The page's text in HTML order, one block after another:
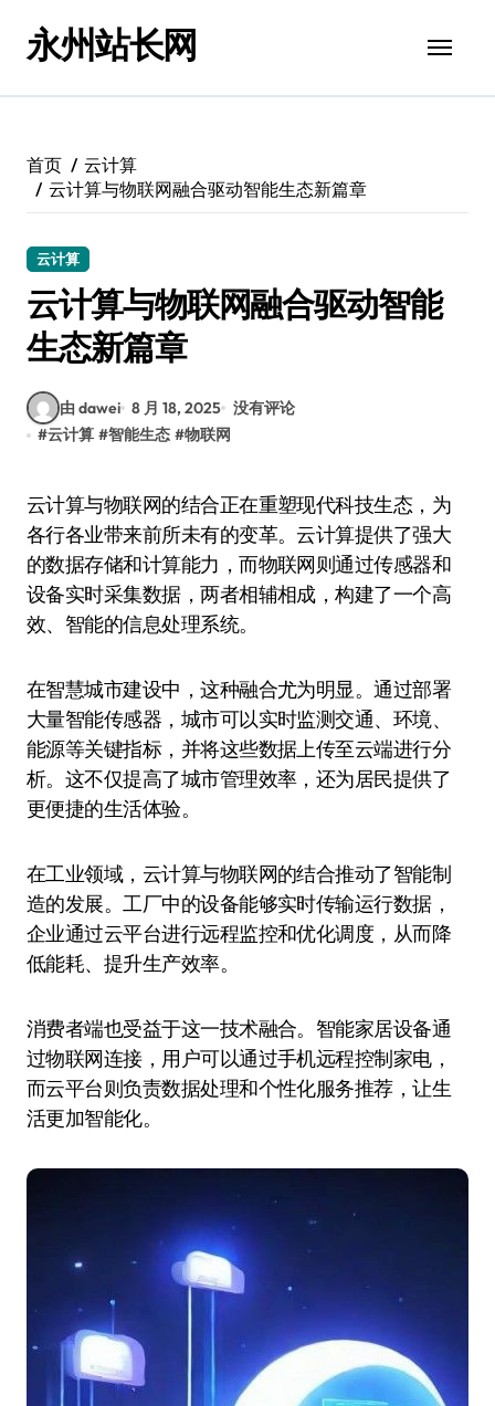
永州站长网
首页
云计算
云计算与物联网融合驱动智能生态新篇章
云计算
云计算与物联网融合驱动智能
生态新篇章
由 dawei 8 月 18, 2025 没有评论
#云计算 #智能生态 #物联网
云计算与物联网的结合正在重塑现代科技生态，为
各行各业带来前所未有的变革。云计算提供了强大
的数据存储和计算能力，而物联网则通过传感器和
设备实时采集数据，两者相辅相成，构建了一个高
效、智能的信息处理系统。
在智慧城市建设中，这种融合尤为明显。通过部署
大量智能传感器，城市可以实时监测交通、环境、
能源等关键指标，并将这些数据上传至云端进行分
析。这不仅提高了城市管理效率，还为居民提供了
更便捷的生活体验。
在工业领域，云计算与物联网的结合推动了智能制
造的发展。工厂中的设备能够实时传输运行数据，
企业通过云平台进行远程监控和优化调度，从而降
低能耗、提升生产效率。
消费者端也受益于这一技术融合。智能家居设备通
过物联网连接，用户可以通过手机远程控制家电，
而云平台则负责数据处理和个性化服务推荐，让生
活更加智能化。